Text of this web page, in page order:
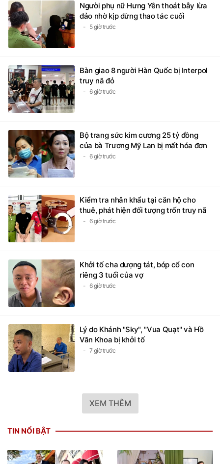
Người phụ nữ Hưng Yên thoát bẫy lừa
đảo nhờ kịp dừng thao tác cuối
5 giờ trước
Bàn giao 8 người Hàn Quốc bị Interpol
truy nã đỏ
6 giờ trước
Bộ trang sức kim cương 25 tỷ đồng
của bà Trương Mỹ Lan bị mất hóa đơn
6 giờ trước
Kiểm tra nhân khẩu tại căn hộ cho
thuê, phát hiện đối tượng trốn truy nã
6 giờ trước
Khởi tố cha dượng tát, bóp cổ con
riêng 3 tuổi của vợ
6 giờ trước
Lý do Khánh "Sky", "Vua Quạt" và Hồ
Văn Khoa bị khởi tố
7 giờ trước
XEM THÊM
TIN NỔI BẬT